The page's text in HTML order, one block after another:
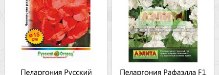
Пеларгония Русский
Пеларгония Рафаэлла F1